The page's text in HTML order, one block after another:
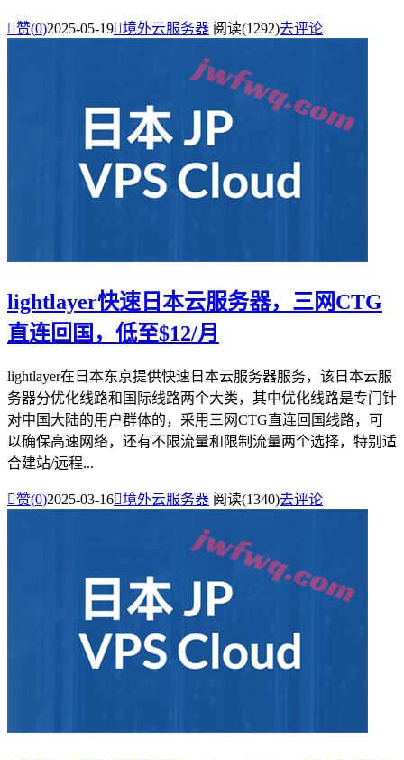
赞(0)2025-05-19境外云服务器 阅读(1292)去评论
lightlayer快速日本云服务器，三网CTG
直连回国，低至$12/月
lightlayer在日本东京提供快速日本云服务器服务，该日本云服
务器分优化线路和国际线路两个大类，其中优化线路是专门针
对中国大陆的用户群体的，采用三网CTG直连回国线路，可
以确保高速网络，还有不限流量和限制流量两个选择，特别适
合建站/远程...
赞(0)2025-03-16境外云服务器 阅读(1340)去评论